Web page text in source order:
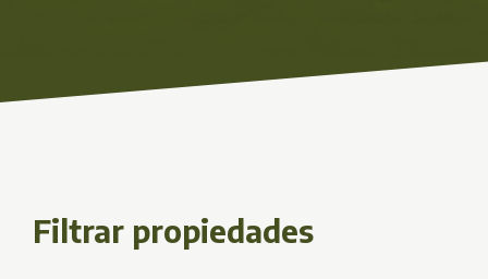
Filtrar propiedades